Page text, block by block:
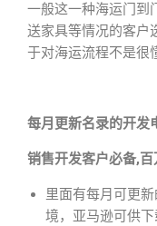
一般这一种海运门到
送家具等情况的客户
于对海运流程不是很
每月更新名录的开发
销售开发客户必备,百
里面有每月可更
境，亚马逊可供下